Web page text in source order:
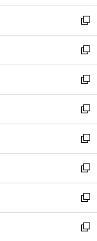
ウ
で
開
く
ン
ド
ウ
で
開
く
新
し
い
ウ
ィ
ン
ド
ウ
で
開
く
新
し
い
ウ
ィ
ン
ド
ウ
で
開
く
新
し
い
ウ
ィ
ン
ド
ウ
で
開
く
新
し
い
ウ
ィ
ン
ド
ウ
で
新
し
い
ウ
ィ
ン
ド
新
し
い
ウ
ィ
新
し
い
新